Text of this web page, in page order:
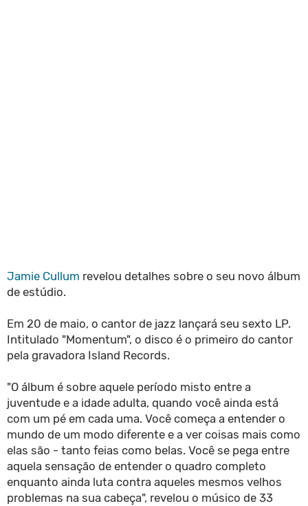
Jamie Cullum revelou detalhes sobre o seu novo álbum
de estúdio.
Em 20 de maio, o cantor de jazz lançará seu sexto LP.
Intitulado "Momentum", o disco é o primeiro do cantor
pela gravadora Island Records.
"O álbum é sobre aquele período misto entre a
juventude e a idade adulta, quando você ainda está
com um pé em cada uma. Você começa a entender o
mundo de um modo diferente e a ver coisas mais como
elas são - tanto feias como belas. Você se pega entre
aquela sensação de entender o quadro completo
enquanto ainda luta contra aqueles mesmos velhos
problemas na sua cabeça", revelou o músico de 33